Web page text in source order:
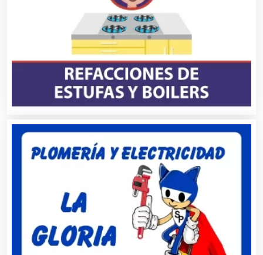
Alta Costura
Aluminio
Análisis Clínicos
Análisis de Aguas
Animadores de Eventos